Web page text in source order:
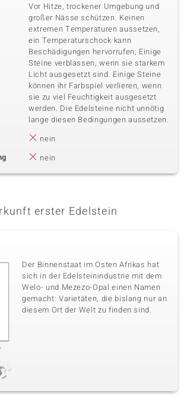
Vor Hitze, trockener Umgebung und
großer Nässe schützen. Keinen
extremen Temperaturen aussetzen,
ein Temperaturschock kann
Beschädigungen hervorrufen; Einige
Steine verblassen, wenn sie starkem
Licht ausgesetzt sind. Einige Steine
können ihr Farbspiel verlieren, wenn
sie zu viel Feuchtigkeit ausgesetzt
werden. Die Edelsteine nicht unnötig
lange diesen Bedingungen aussetzen.
nein
nein
erster Edelstein
Der Binnenstaat im Osten Afrikas hat
sich in der Edelsteinindustrie mit dem
Welo- und Mezezo-Opal einen Namen
gemacht: Varietäten, die bislang nur an
diesem Ort der Welt zu finden sind.